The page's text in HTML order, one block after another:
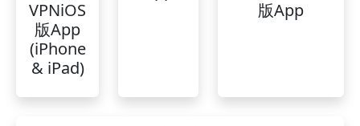
VPNiOS
版App
(iPhone
& iPad)
版App